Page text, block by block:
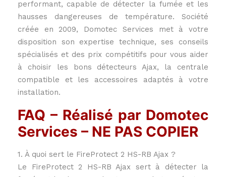
performant, capable de détecter la fumée et les
hausses dangereuses de température. Société
créée en 2009, Domotec Services met à votre
disposition son expertise technique, ses conseils
spécialisés et des prix compétitifs pour vous aider
à choisir les bons détecteurs Ajax, la centrale
compatible et les accessoires adaptés à votre
installation.
FAQ – Réalisé par Domotec
Services – NE PAS COPIER
1. À quoi sert le FireProtect 2 HS-RB Ajax ?
Le FireProtect 2 HS-RB Ajax sert à détecter la